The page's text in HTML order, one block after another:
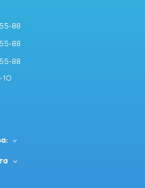
который позволяет
прокладки для взрослых
Мини), 14 шт с доставкой в
88
88
88
10